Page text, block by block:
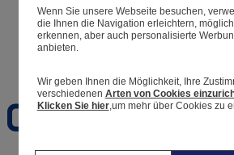
Meine Informationen
Ihre Bestellungen
Warenkorb
Wenn Sie unsere Webseite besuchen,
die Ihnen die Navigation erleichtern,
erkennen, aber auch personalisierte
anbieten.
Wir geben Ihnen die Möglichkeit, Ihre
verschiedenen Arten von Cookies
Klicken Sie hier,um mehr über Cookies zu